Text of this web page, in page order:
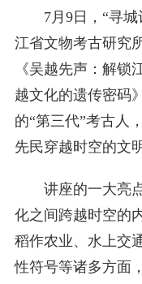
7月9日，“寻
江省文物考古研究
《吴越先声：解锁
越文化的遗传密码
的“第三代”考古人
先民穿越时空的文
讲座的一大亮
化之间跨越时空的
稻作农业、水上交
性符号等诸多方面